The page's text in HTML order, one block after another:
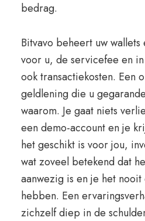
bedrag.
Bitvavo beheert uw
voor u, de servicefee en
ook transactiekosten. Een
geldlening die u
waarom. Je gaat niets
een demo-account en je
het geschikt is voor jou,
wat zoveel betekend dat
aanwezig is en je het
hebben. Een
zichzelf diep in de